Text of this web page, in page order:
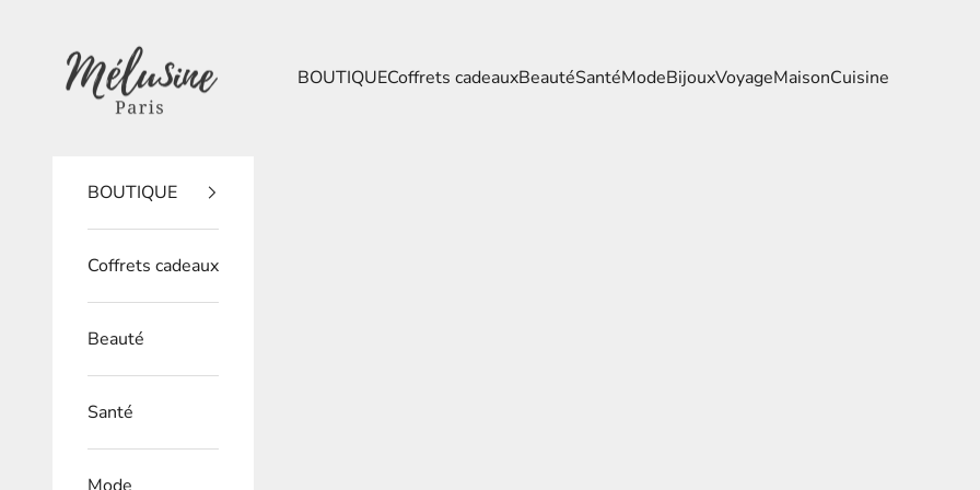
Mélusine Paris
BOUTIQUECoffrets cadeauxBeautéSantéModeBijouxVoyageMaisonCuisine
BOUTIQUE
Coffrets cadeaux
Beauté
Santé